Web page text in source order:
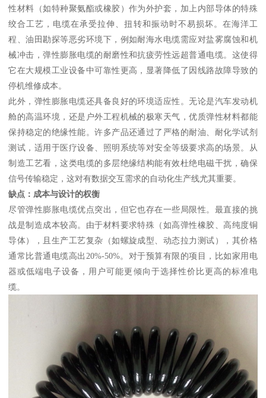
性材料（如特种聚氨酯或橡胶）作为外护套，加上内部导体的特殊
绞合工艺，电缆在承受拉伸、扭转和振动时不易损坏。在海洋工
程、油田勘探等恶劣环境下，例如耐海水电缆需应对盐雾腐蚀和机
械冲击，弹性膨胀电缆的耐磨性和抗疲劳性远超普通电缆。这使得
它在大规模工业设备中可靠性更高，显著降低了因线路故障导致的
停机维修成本。
此外，弹性膨胀电缆还具备良好的环境适应性。无论是汽车发动机
舱的高温环境，还是户外工程机械的极寒天气，优质弹性材料都能
保持稳定的绝缘性能。许多产品还通过了严格的耐油、耐化学试剂
测试，适用于医疗设备、照明系统等对安全等级要求高的场景。从
制造工艺看，这类电缆的多层绝缘结构能有效杜绝电磁干扰，确保
信号传输稳定，这对有数据交互需求的自动化生产线尤其重要。
缺点：成本与设计的权衡
尽管弹性膨胀电缆优点突出，但它也存在一些局限性。最直接的挑
战是制造成本较高。由于材料要求特殊（如高弹性橡胶、高纯度铜
导体），且生产工艺复杂（如螺旋成型、动态拉力测试），其价格
通常比普通电缆高出20%-50%。对于预算有限的项目，比如家用电
器或低端电子设备，用户可能更倾向于选择性价比更高的标准电
缆。